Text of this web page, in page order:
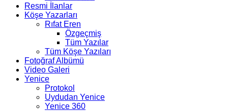
Resmi İlanlar
Köşe Yazarları
Rıfat Eren
Özgeçmiş
Tüm Yazılar
Tüm Köşe Yazıları
Fotoğraf Albümü
Video Galeri
Yenice
Protokol
Uydudan Yenice
Yenice 360